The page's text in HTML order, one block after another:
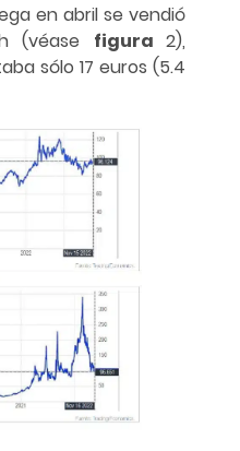
en abril se vendió
(véase figura2),
sólo 17 euros (5.4